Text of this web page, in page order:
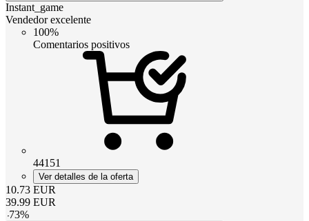
Instant_game
Vendedor excelente
100%
Comentarios positivos
44151
Ver detalles de la oferta
10.73 EUR
39.99 EUR
-73%